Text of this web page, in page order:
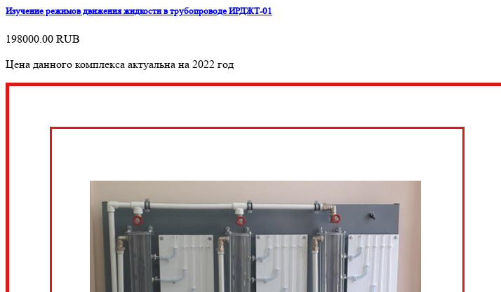
Изучение режимов движения жидкости в трубопроводе ИРДЖТ-01
198000.00 RUB
Цена данного комплекса актуальна на 2022 год